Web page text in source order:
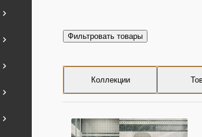
Фильтровать товары
Коллекции